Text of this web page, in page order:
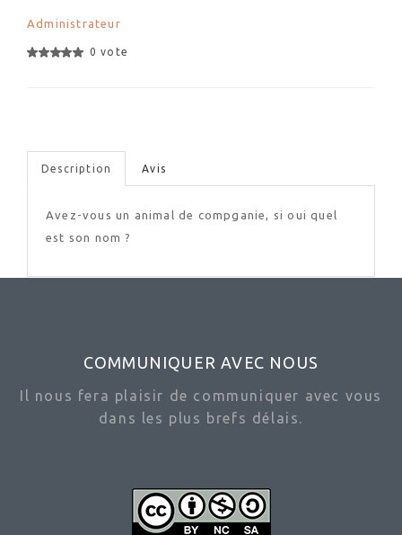
Administrateur
0 vote
Description Avis
Avez-vous un animal de compganie, si oui quel
est son nom ?
COMMUNIQUER AVEC NOUS
Il nous fera plaisir de communiquer avec vous
dans les plus brefs délais.